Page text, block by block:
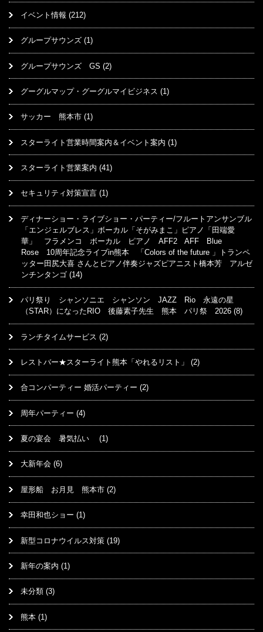
イベント情報 (212)
グループサウンズ (1)
グループサウンズ GS (2)
グーグルマップ・グーグルマイビジネス (1)
サッカー 熊本市 (1)
スターライト営業時間案内＆イベント案内 (1)
スターライト営業案内 (41)
セキュリティ対策宣言 (1)
ディナーショー・ライブショー・パーティー/フルートアンサンブル
「エンジェルブレス」ボーカル「そがみまこ」ピアノ「田端愛
華」 フラメンコ ボーカル ピアノ AFF2 AFF Blue
Rose 10周年記念ライブin熊本 「Colors of the future 」トランペ
ッター田尻大喜 さんとピアノ伴奏ジャズピアニスト橋本芳 アルゼ
ンチンタンゴ (14)
パリ祭り シャンソニエ シャンソン JAZZ Rio 永遠の星
（STAR）になったRIO 後藤素子先生 熊本 パリ祭 2026 (8)
ランチタイムサービス (2)
レストバー★スターライト熊本「やれるリスト」 (2)
合コンパーティー 婚活パーティー (2)
周年パーティー (4)
夏の宴会 暑気払い (1)
大新年会 (6)
屋形船 お月見 熊本市 (2)
幸田和也ショー (1)
新型コロナウイルス対策 (19)
新年の案内 (1)
未分類 (3)
熊本 (1)